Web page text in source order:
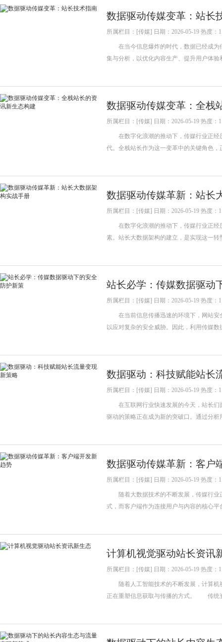
数据驱动传媒变革：站长
所属栏目：[传媒] 日期：2026-05-19 热度：1
在当今信息爆炸的时代，数据已经成为
集与分析，以优化内容生产、提升用户体
数据驱动传媒变革：全栈
所属栏目：[传媒] 日期：2026-05-19 热度：1
在数字化浪潮的推动下，传媒行业正经
代。全栈站长作为这一变革中的关键角色
数据驱动传媒革新：站长
所属栏目：[传媒] 日期：2026-05-19 热度：1
在数字化浪潮的推动下，传媒行业正经
素。站长大数据架构的建立，是实现这一
站长必学：传媒数据驱动
所属栏目：[传媒] 日期：2026-05-19 热度：1
在当前信息传播迅速的环境下，网站安
以应对复杂的安全威胁。因此，利用传
数据驱动：科技赋能站长
所属栏目：[传媒] 日期：2026-05-19 热度：1
在互联网行业快速发展的今天，站长们
驱动的策略正在成为新的突破口。通过分
数据驱动传媒革新：客户
所属栏目：[传媒] 日期：2026-05-19 热度：1
随着大数据技术的不断发展，传媒行业
式，而客户端作为连接用户与内容的核心
计算机视觉驱动站长资讯
所属栏目：[传媒] 日期：2026-05-19 热度：1
随着人工智能技术的不断发展，计算机
正在重塑信息获取与传播的方式。 传统